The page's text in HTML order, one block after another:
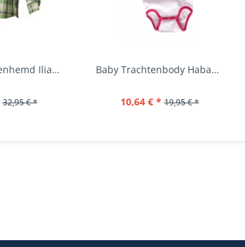
Kinder Trachtenhemd Ilias giftgrün langarm...
32,95 € *
Baby Trachtenbody Habach weiß/pink Isar Trachten
10,64 € * 19,95 € *